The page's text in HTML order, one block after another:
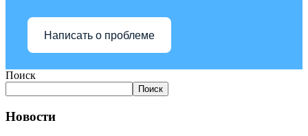
Написать о проблеме
Поиск
Поиск
Новости